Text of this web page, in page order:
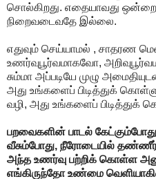
சொல்கிறது. எதையாவது
நிறைவடைவதே இல்லை.
எதுவும் செய்யாமல் , சாதரண
உணர்வுபூர்வமாகவோ,
சும்மா அப்படியே முழு
அது உங்களைப் பிடித்துக்
வழி, அது உங்களைப் பிடித்துக்
பறவைகளின் பாடல்
வீசும்போது, நீரோடையில்
அந்த உணர்வு பற்றிக் கொள்ள
எங்கிருந்தோ உண்மை